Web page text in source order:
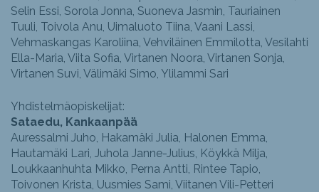
Selin Essi, Sorola Jonna, Suoneva Jasmin, Tauriainen
Tuuli, Toivola Anu, Uimaluoto Tiina, Vaani Lassi,
Vehmaskangas Karoliina, Vehviläinen Emmilotta, Vesilahti
Ella-Maria, Viita Sofia, Virtanen Noora, Virtanen Sonja,
Virtanen Suvi, Välimäki Simo, Ylilammi Sari
Yhdistelmäopiskelijat:
Sataedu, Kankaanpää
Auressalmi Juho, Hakamäki Julia, Halonen Emma,
Hautamäki Lari, Juhola Janne-Julius, Köykkä Milja,
Loukkaanhuhta Mikko, Perna Antti, Rintee Tapio,
Toivonen Krista, Uusmies Sami, Viitanen Vili-Petteri